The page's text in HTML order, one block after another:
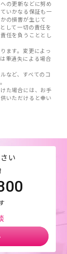
の更新などに努め
いかなる保証も一
の損害が生じて
して一切の責任を
任を負うこととし
ます。変更によっ
重過失による場合
など、すべてのコ
た場合には、お手
いただけると幸い
い